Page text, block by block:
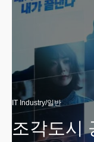
IT Industry/일반
조각도시